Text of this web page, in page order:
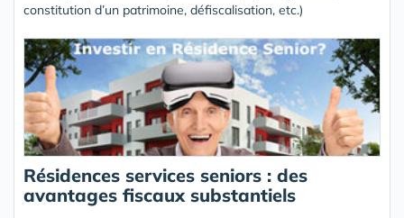
constitution d’un patrimoine, défiscalisation, etc.)
Résidences services seniors : des
avantages fiscaux substantiels